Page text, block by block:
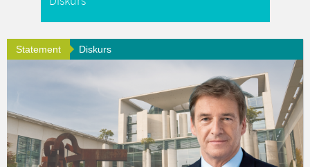
Statement Diskurs